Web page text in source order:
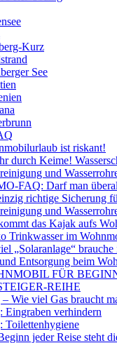
Kurz
See
ist riskant!
durch Keime!
und
FAQ: Darf man
richtige Sicherung
und
das Kajak aufs
Trinkwasser im
„Solaranlage“
Entsorgung beim
FÜR
REIHE
Wie viel Gas braucht
Eingraben verhindern
Toilettenhygiene
jeder Reise steht